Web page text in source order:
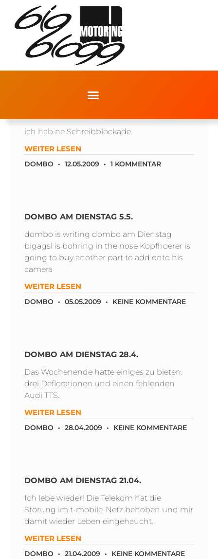
ich hab ne Schreibblockade.
WEITER LESEN
DOMBO 12.05.2009 1 KOMMENTAR
DOMBO AM DIENSTAG 5.5.
dombo is writing dombo am Dienstag
bigagsl is bohring in the nose Kopfhoerer is
going to buy another part to add onto his
camera
WEITER LESEN
DOMBO 05.05.2009 KEINE KOMMENTARE
DOMBO AM DIENSTAG 28.4.
Das Wochenende hatte einiges zu bieten:
drei Deflorationen und einen fehlenden
Audi TTS.
WEITER LESEN
DOMBO 28.04.2009 KEINE KOMMENTARE
DOMBO AM DIENSTAG 21.04.
Ich lebe wieder! Die Telekom hat die
Störung im t-mobile-Netz behoben und mir
damit wieder Leben eingehaucht.
WEITER LESEN
DOMBO 21.04.2009 KEINE KOMMENTARE